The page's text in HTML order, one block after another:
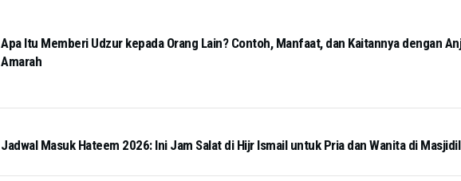
Apa Itu Memberi Udzur kepada Orang Lain? Contoh, Manfaat, dan Kaitannya dengan
Amarah
Jadwal Masuk Hateem 2026: Ini Jam Salat di Hijr Ismail untuk Pria dan Wanita di